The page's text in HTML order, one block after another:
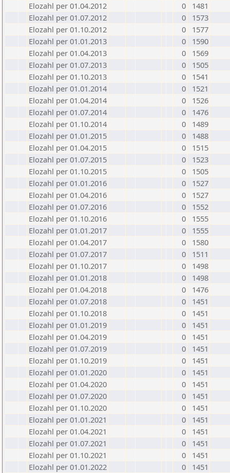
Elozahl per 01.04.2012
0
1481
Elozahl per 01.07.2012
0
1573
Elozahl per 01.10.2012
0
1577
Elozahl per 01.01.2013
0
1590
Elozahl per 01.04.2013
0
1569
Elozahl per 01.07.2013
0
1505
Elozahl per 01.10.2013
0
1541
Elozahl per 01.01.2014
0
1521
Elozahl per 01.04.2014
0
1526
Elozahl per 01.07.2014
0
1476
Elozahl per 01.10.2014
0
1489
Elozahl per 01.01.2015
0
1488
Elozahl per 01.04.2015
0
1515
Elozahl per 01.07.2015
0
1523
Elozahl per 01.10.2015
0
1505
Elozahl per 01.01.2016
0
1527
Elozahl per 01.04.2016
0
1527
Elozahl per 01.07.2016
0
1552
Elozahl per 01.10.2016
0
1555
Elozahl per 01.01.2017
0
1555
Elozahl per 01.04.2017
0
1580
Elozahl per 01.07.2017
0
1511
Elozahl per 01.10.2017
0
1498
Elozahl per 01.01.2018
0
1498
Elozahl per 01.04.2018
0
1476
Elozahl per 01.07.2018
0
1451
Elozahl per 01.10.2018
0
1451
Elozahl per 01.01.2019
0
1451
Elozahl per 01.04.2019
0
1451
Elozahl per 01.07.2019
0
1451
Elozahl per 01.10.2019
0
1451
Elozahl per 01.01.2020
0
1451
Elozahl per 01.04.2020
0
1451
Elozahl per 01.07.2020
0
1451
Elozahl per 01.10.2020
0
1451
Elozahl per 01.01.2021
0
1451
Elozahl per 01.04.2021
0
1451
Elozahl per 01.07.2021
0
1451
Elozahl per 01.10.2021
0
1451
Elozahl per 01.01.2022
0
1451